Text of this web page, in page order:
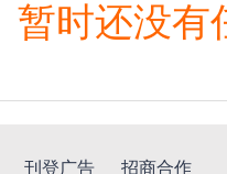
暂时还没有
刊登广告 招商合作